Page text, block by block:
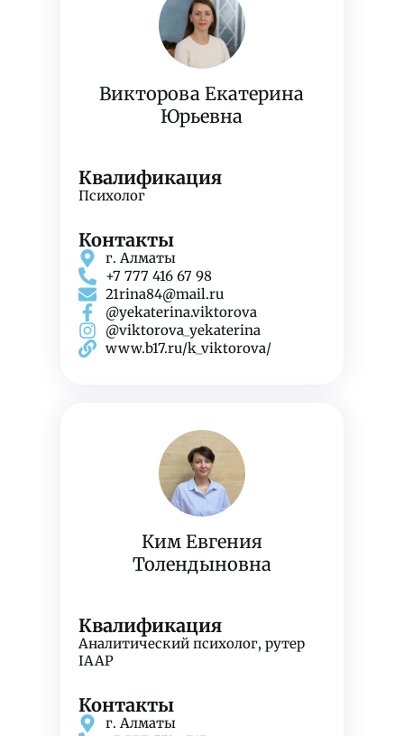
Викторова Екатерина
Юрьевна
Квалификация
Психолог
Контакты
г. Алматы
+7 777 416 67 98
21rina84@mail.ru
@yekaterina.viktorova
@viktorova_yekaterina
www.b17.ru/k_viktorova/
Ким Евгения
Толендыновна
Квалификация
Аналитический психолог, рутер
IAAP
Контакты
г. Алматы